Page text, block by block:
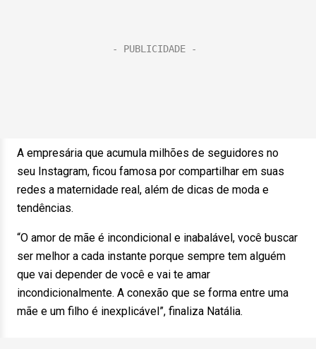
A empresária que acumula milhões de seguidores no
seu Instagram, ficou famosa por compartilhar em suas
redes a maternidade real, além de dicas de moda e
tendências.
“O amor de mãe é incondicional e inabalável, você buscar
ser melhor a cada instante porque sempre tem alguém
que vai depender de você e vai te amar
incondicionalmente. A conexão que se forma entre uma
mãe e um filho é inexplicável”, finaliza Natália.